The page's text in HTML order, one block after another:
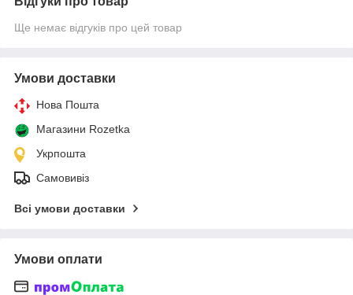
Ще немає відгуків про цей товар
Умови доставки
Нова Пошта
Магазини Rozetka
Укрпошта
Самовивіз
Всі умови доставки
Умови оплати